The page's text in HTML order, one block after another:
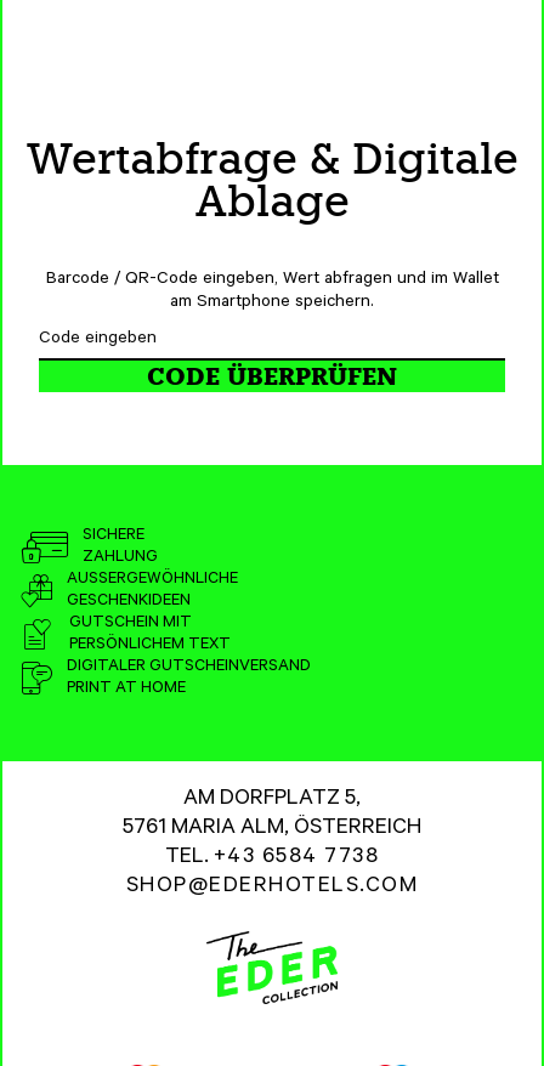
Wertabfrage & Digitale
Ablage
Barcode / QR-Code eingeben, Wert abfragen und im Wallet
am Smartphone speichern.
CODE ÜBERPRÜFEN
SICHERE
ZAHLUNG
AUSSERGEWÖHNLICHE
GESCHENKIDEEN
GUTSCHEIN MIT
PERSÖNLICHEM TEXT
DIGITALER GUTSCHEINVERSAND
PRINT AT HOME
AM DORFPLATZ 5,
5761 MARIA ALM, ÖSTERREICH
TEL. +43 6584 7738
SHOP@EDERHOTELS.COM